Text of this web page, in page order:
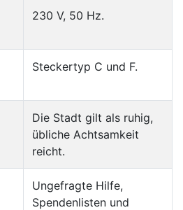
230 V, 50 Hz.
Steckertyp C und F.
Die Stadt gilt als ruhig,
übliche Achtsamkeit
reicht.
Ungefragte Hilfe,
Spendenlisten und